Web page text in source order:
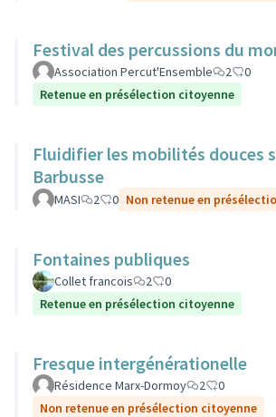
Festival des percussions du
Association Percut'Ensemble 2
0
Retenue en présélection citoyenne
Fluidifier les mobilités douces
Barbusse
MASI 2 0 Non retenue en
Fontaines publiques
Collet francois 2
0
Retenue en présélection citoyenne
Fresque intergénérationelle
Résidence Marx-Dormoy 2
0
Non retenue en présélection citoyenne